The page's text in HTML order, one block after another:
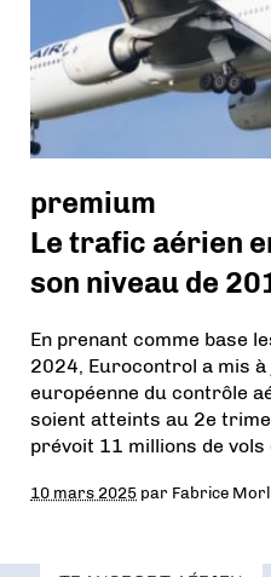
premium
Le trafic aérien
son niveau de
En prenant comme base
2024, Eurocontrol a mis
européenne du contrôle
soient atteints au 2e
prévoit 11 millions de
10 mars 2025 par Fabrice